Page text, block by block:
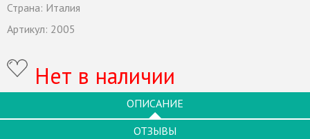
Страна: Италия
Артикул: 2005
Нет в наличии
ОПИСАНИЕ
ОТЗЫВЫ